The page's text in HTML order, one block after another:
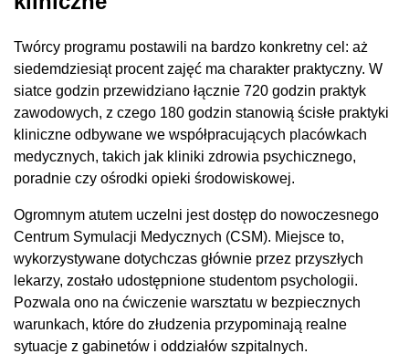
Twórcy programu postawili na bardzo konkretny cel: aż
siedemdziesiąt procent zajęć ma charakter praktyczny. W
siatce godzin przewidziano łącznie 720 godzin praktyk
zawodowych, z czego 180 godzin stanowią ścisłe praktyki
kliniczne odbywane we współpracujących placówkach
medycznych, takich jak kliniki zdrowia psychicznego,
poradnie czy ośrodki opieki środowiskowej.
Ogromnym atutem uczelni jest dostęp do nowoczesnego
Centrum Symulacji Medycznych (CSM). Miejsce to,
wykorzystywane dotychczas głównie przez przyszłych
lekarzy, zostało udostępnione studentom psychologii.
Pozwala ono na ćwiczenie warsztatu w bezpiecznych
warunkach, które do złudzenia przypominają realne
sytuacje z gabinetów i oddziałów szpitalnych.